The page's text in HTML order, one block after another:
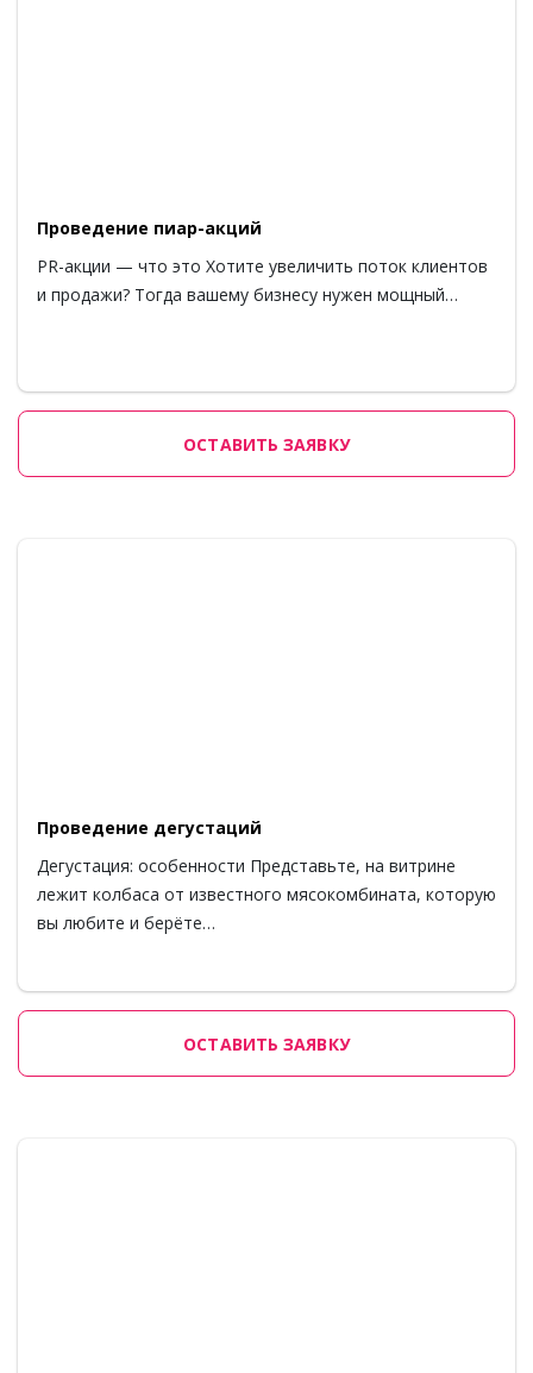
Проведение пиар-акций
PR-акции — что это Хотите увеличить поток клиентов
и продажи? Тогда вашему бизнесу нужен мощный…
ОСТАВИТЬ ЗАЯВКУ
Проведение дегустаций
Дегустация: особенности Представьте, на витрине
лежит колбаса от известного мясокомбината, которую
вы любите и берёте…
ОСТАВИТЬ ЗАЯВКУ